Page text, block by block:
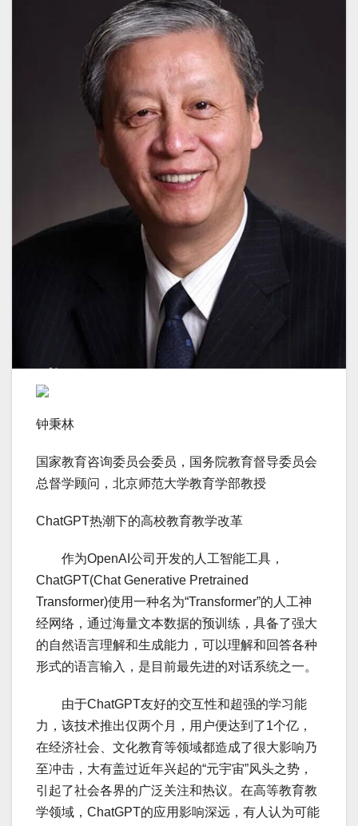
钟秉林
国家教育咨询委员会委员，国务院教育督导委员会
总督学顾问，北京师范大学教育学部教授
ChatGPT热潮下的高校教育教学改革
作为OpenAI公司开发的人工智能工具，
ChatGPT(Chat Generative Pretrained
Transformer)使用一种名为“Transformer”的人工神
经网络，通过海量文本数据的预训练，具备了强大
的自然语言理解和生成能力，可以理解和回答各种
形式的语言输入，是目前最先进的对话系统之一。
由于ChatGPT友好的交互性和超强的学习能
力，该技术推出仅两个月，用户便达到了1个亿，
在经济社会、文化教育等领域都造成了很大影响乃
至冲击，大有盖过近年兴起的“元宇宙”风头之势，
引起了社会各界的广泛关注和热议。在高等教育教
学领域，ChatGPT的应用影响深远，有人认为可能